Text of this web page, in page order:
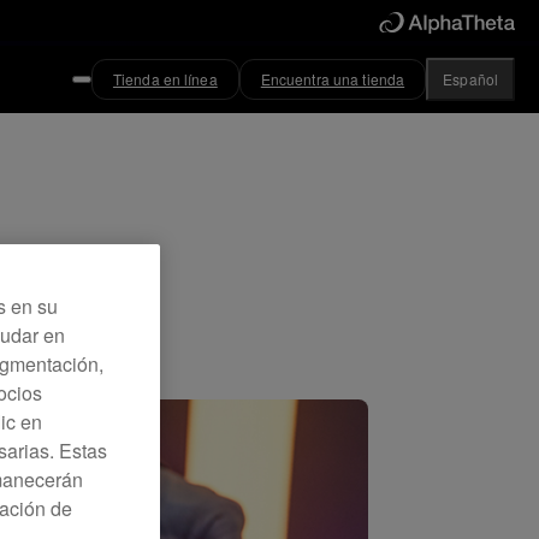
Tienda en línea Encuentra una tienda Español
en su
en
en
Estas
de